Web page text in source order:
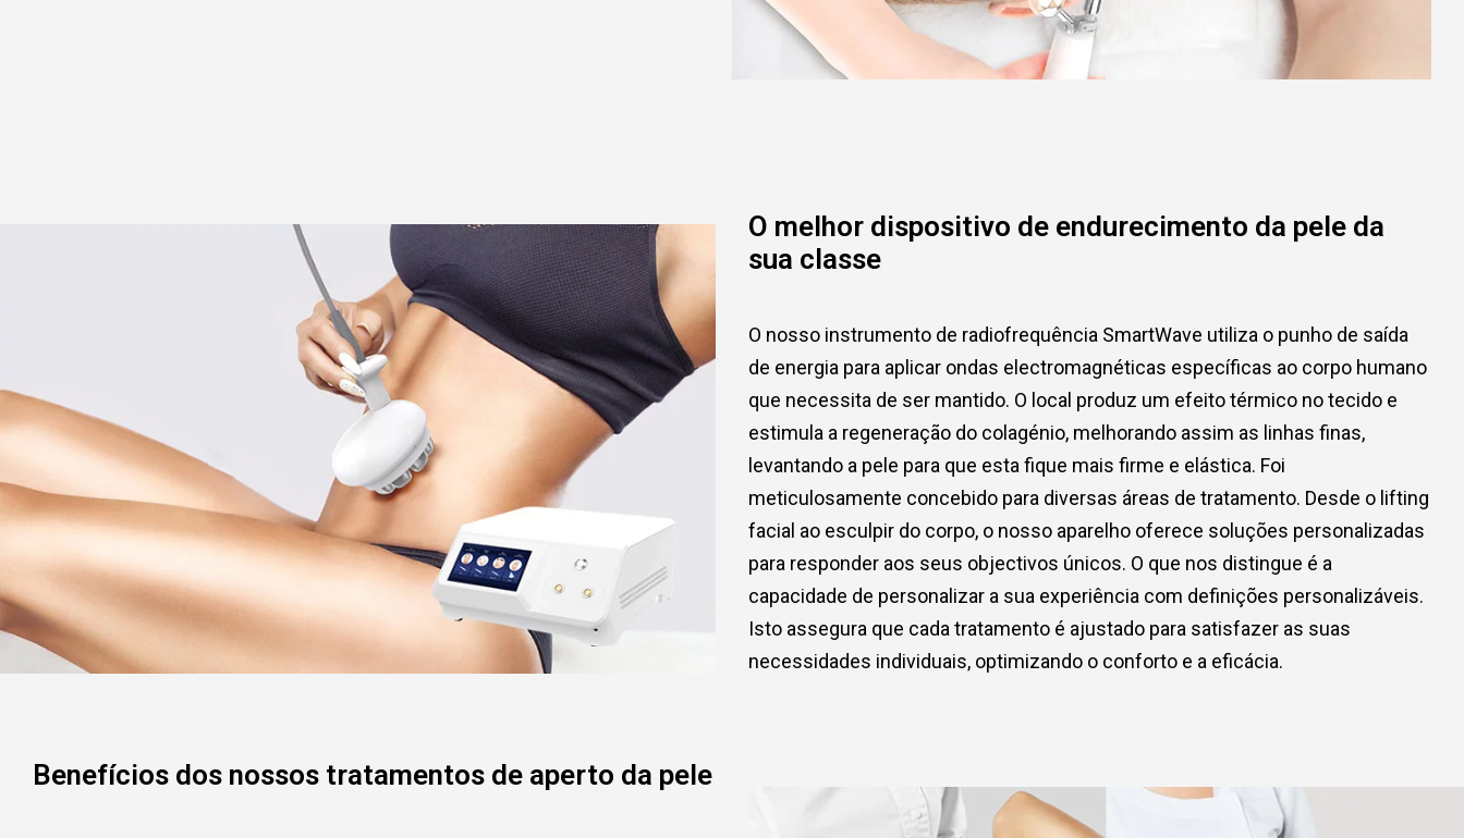
O melhor dispositivo de endurecimento da pele da
sua classe
O nosso instrumento de radiofrequência SmartWave utiliza o punho de saída
de energia para aplicar ondas electromagnéticas específicas ao corpo humano
que necessita de ser mantido. O local produz um efeito térmico no tecido e
estimula a regeneração do colagénio, melhorando assim as linhas finas,
levantando a pele para que esta fique mais firme e elástica. Foi
meticulosamente concebido para diversas áreas de tratamento. Desde o lifting
facial ao esculpir do corpo, o nosso aparelho oferece soluções personalizadas
para responder aos seus objectivos únicos. O que nos distingue é a
capacidade de personalizar a sua experiência com definições personalizáveis.
Isto assegura que cada tratamento é ajustado para satisfazer as suas
necessidades individuais, optimizando o conforto e a eficácia.
Benefícios dos nossos tratamentos de aperto da pele